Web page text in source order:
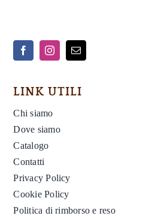
LINK UTILI
Chi siamo
Dove siamo
Catalogo
Contatti
Privacy Policy
Cookie Policy
Politica di rimborso e reso